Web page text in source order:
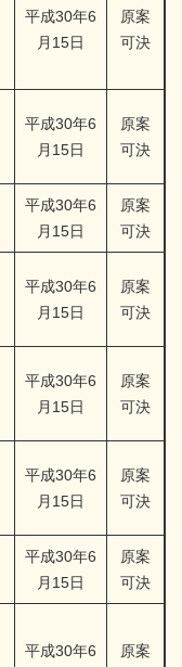
平成30年6
月15日
原案
可決
平成30年6
月15日
原案
可決
平成30年6
月15日
原案
可決
平成30年6
月15日
原案
可決
平成30年6
月15日
原案
可決
平成30年6
月15日
原案
可決
平成30年6
月15日
原案
可決
平成30年6
原案